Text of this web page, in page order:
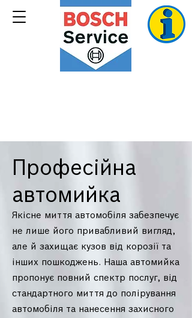
Професійна
автомийка
Якісне миття автомобіля забезпечує
не лише його привабливий вигляд,
але й захищає кузов від корозії та
інших пошкоджень. Наша автомийка
пропонує повний спектр послуг, від
стандартного миття до полірування
автомобіля та нанесення захисного